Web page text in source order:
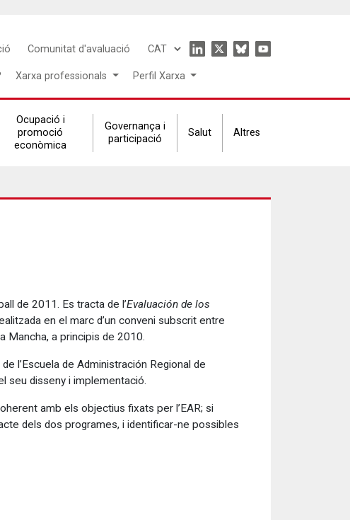
Comunitat d'avaluació
Select
language
Icon
menu
Xarxa professionals Perfil Xarxa
Ocupació i
promoció
econòmica
Governança i
participació
Salut Altres
de 2011. Es tracta de l’Evaluación de los
en el marc d’un conveni subscrit entre
Mancha, a principis de 2010.
l’Escuela de Administración Regional de
seu disseny i implementació.
amb els objectius fixats per l’EAR; si
dels dos programes, i identificar-ne possibles